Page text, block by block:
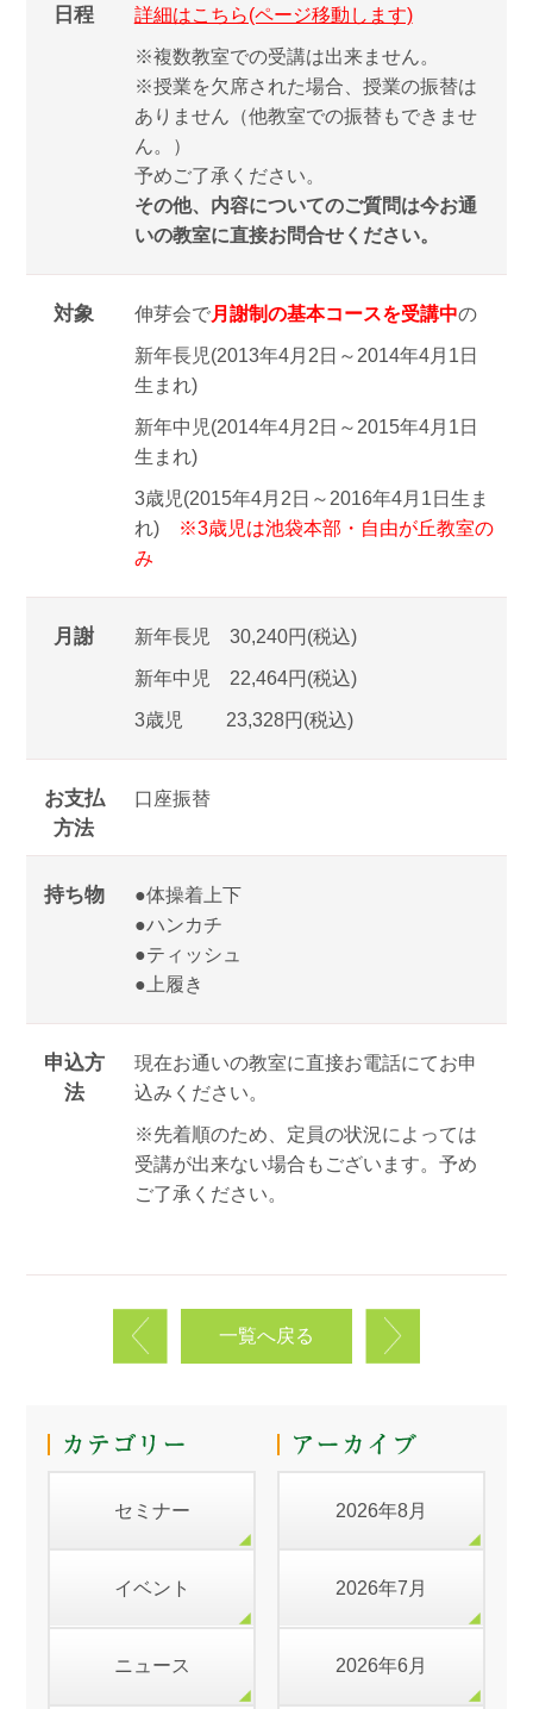
日程 詳細はこちら(ページ移動します)
※複数教室での受講は出来ません。
※授業を欠席された場合、授業の振替は
ありません（他教室での振替もできませ
ん。）
予めご了承ください。
その他、内容についてのご質問は今お通
いの教室に直接お問合せください。
対象 伸芽会で月謝制の基本コースを受講中の
新年長児(2013年4月2日～2014年4月1日
生まれ)
新年中児(2014年4月2日～2015年4月1日
生まれ)
3歳児(2015年4月2日～2016年4月1日生ま
れ)
※3歳児は池袋本部・自由が丘教室の
み
月謝 新年長児 30,240円(税込)
新年中児 22,464円(税込)
3歳児 23,328円(税込)
お支払
方法
口座振替
持ち物
●体操着上下
●ハンカチ
●ティッシュ
●上履き
申込方
法
現在お通いの教室に直接お電話にてお申
込みください。
※先着順のため、定員の状況によっては
受講が出来ない場合もございます。予め
ご了承ください。
一覧へ戻る
セミナー
イベント
ニュース
2026年8月
2026年7月
2026年6月